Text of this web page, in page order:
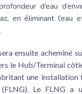
d’eau
en éliminant l’eau
ensuite acheminé
le Hub/Terminal
une
Le FLNG a